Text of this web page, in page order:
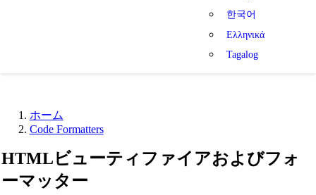
한국어
Ελληνικά
Tagalog
ホーム
Code Formatters
HTMLビューティファイアおよびフォ
ーマッター